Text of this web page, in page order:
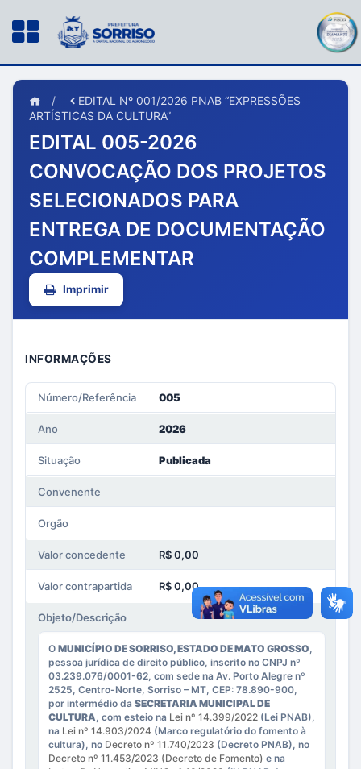
/
EDITAL Nº 001/2026 PNAB “EXPRESSÕES
ARTÍSTICAS DA CULTURA”
EDITAL 005-2026
CONVOCAÇÃO DOS PROJETOS
SELECIONADOS PARA
ENTREGA DE DOCUMENTAÇÃO
COMPLEMENTAR
Imprimir
INFORMAÇÕES
Número/Referência 005
Ano 2026
Situação Publicada
Convenente
Orgão
Valor concedente R$ 0,00
Valor contrapartida R$ 0,00
Objeto/Descrição
O MUNICÍPIO DE SORRISO, ESTADO DE MATO GROSSO
pessoa jurídica de direito público, inscrito no CNPJ nº
03.239.076/0001-62, com sede na Av. Porto Alegre nº
2525, Centro-Norte, Sorriso – MT, CEP: 78.890-900,
por intermédio da SECRETARIA MUNICIPAL DE
CULTURA , com esteio na Lei nº 14.399/2022 (Lei PNAB),
na Lei nº 14.903/2024 (Marco regulatório do fomento à
cultura), no Decreto nº 11.740/2023 (Decreto PNAB), no
Decreto nº 11.453/2023 (Decreto de Fomento) e na